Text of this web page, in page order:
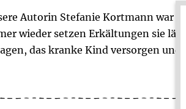
Autorin Stefanie Kortmann war
wieder setzen Erkältungen sie
das kranke Kind versorgen